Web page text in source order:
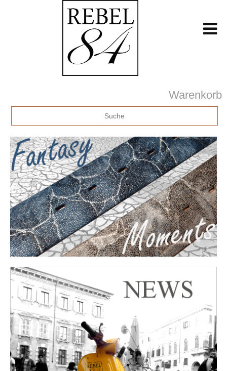
Warenkorb